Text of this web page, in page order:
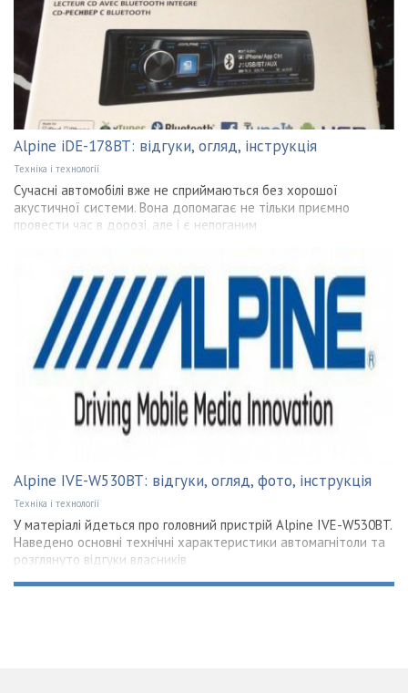
Alpine iDE-178BT: відгуки, огляд, інструкція
Техніка і технології
Сучасні автомобілі вже не сприймаються без хорошої
акустичної системи. Вона допомагає не тільки приємно
провести час в дорозі, але і є непоганим
Alpine IVE-W530BT: відгуки, огляд, фото, інструкція
Техніка і технології
У матеріалі йдеться про головний пристрій Alpine IVE-W530BT.
Наведено основні технічні характеристики автомагнітоли та
розглянуто відгуки власників